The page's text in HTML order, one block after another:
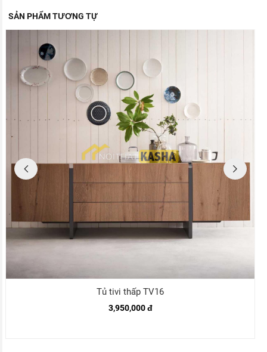
SẢN PHẨM TƯƠNG TỰ
Tủ tivi thấp TV16
3,950,000 đ